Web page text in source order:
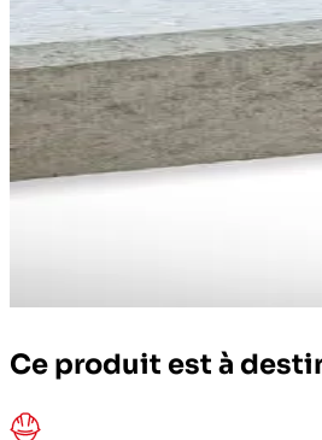
Ce produit est à